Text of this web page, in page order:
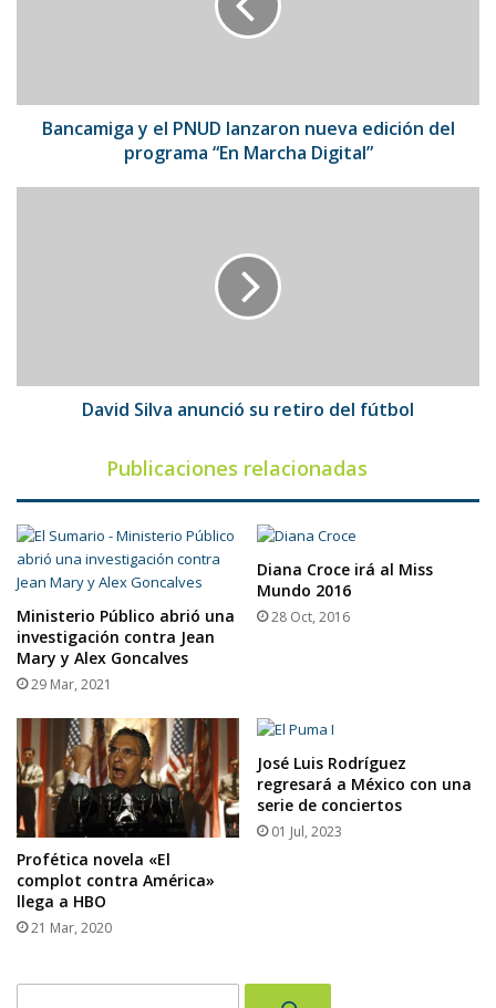
programa
Bancamiga y el PNUD lanzaron nueva edición del
programa “En Marcha Digital”
David Silva anunció su retiro del fútbol
Publicaciones relacionadas
Ministerio Público abrió una
investigación contra Jean
Mary y Alex Goncalves
29 Mar, 2021
Diana Croce irá al Miss
Mundo 2016
28 Oct, 2016
Profética novela «El
complot contra América»
llega a HBO
21 Mar, 2020
José Luis Rodríguez
regresará a México con una
serie de conciertos
01 Jul, 2023